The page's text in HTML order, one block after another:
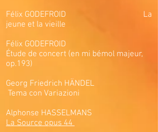
Félix GODEFROID La
jeune et la vieille
Félix GODEFROID
Étude de concert (en mi bémol majeur,
op.193)
Georg Friedrich HÄNDEL
Tema con Variazioni
Alphonse HASSELMANS
La Source opus 44